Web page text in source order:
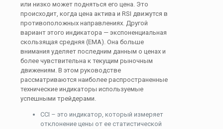
или низко может подняться его цена. Это
происходит, когда цена актива и RSI движутся в
противоположных направлениях. Другой
вариант этого индикатора — экспоненциальная
скользящая средняя (EMA). Она больше
внимания уделяет последним данным о ценах и
более чувствительна к текущим рыночным
движениям. В этом руководстве
рассматриваются наиболее распространенные
технические индикаторы используемые
успешными трейдерами.
CCI – это индикатор, который измеряет
отклонение цены от ее статистической